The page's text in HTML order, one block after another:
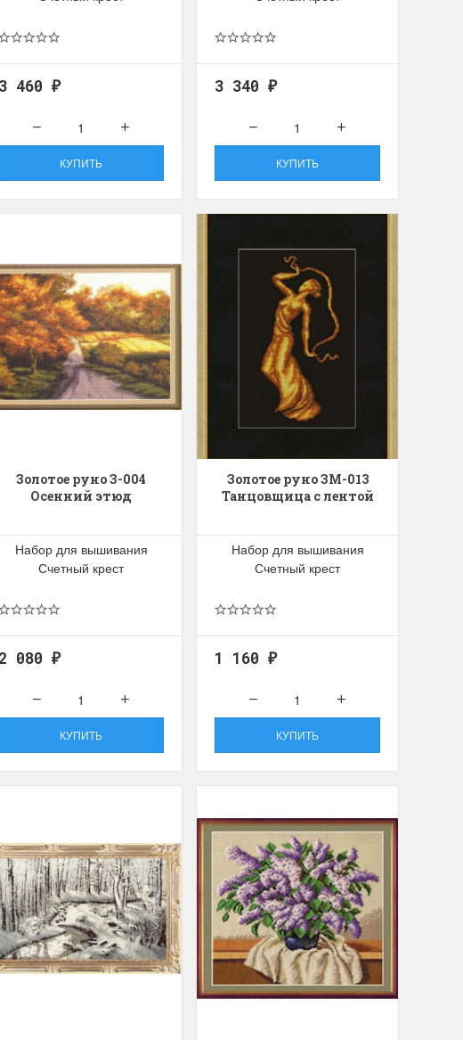
3 460 ₽
КУПИТЬ
3 340 ₽
КУПИТЬ
Золотое руно З-004
Осенний этюд
Набор для вышивания
Счетный крест
080 ₽
КУПИТЬ
Золотое руно ЗМ-013
Танцовщица с лентой
Набор для вышивания
Счетный крест
1 160 ₽
КУПИТЬ